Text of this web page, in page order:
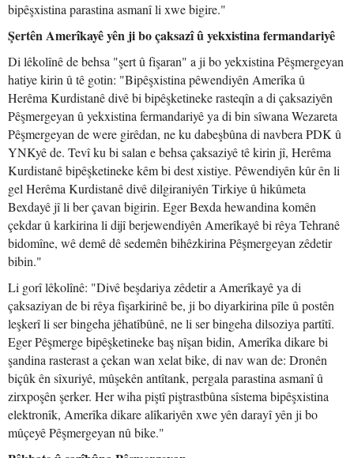
bipêşxistina parastina asmanî li xwe bigire."
Şertên Amerîkayê yên ji bo çaksazî û yekxistina fermandariyê
Di lêkolînê de behsa "şert û fişaran" a ji bo yekxistina Pêşmergeyan
hatiye kirin û tê gotin: "Bipêşxistina pêwendiyên Amerîka û
Herêma Kurdistanê divê bi bipêşketineke rasteqîn a di çaksaziyên
Pêşmergeyan û yekxistina fermandariyê ya di bin sîwana Wezareta
Pêşmergeyan de were girêdan, ne ku dabeşbûna di navbera PDK û
YNKyê de. Tevî ku bi salan e behsa çaksaziyê tê kirin jî, Herêma
Kurdistanê bipêşketineke kêm bi dest xistiye. Pêwendiyên kûr ên li
gel Herêma Kurdistanê divê dilgiraniyên Tirkiye û hikûmeta
Bexdayê jî li ber çavan bigirin. Eger Bexda hewandina komên
çekdar û karkirina li dijî berjewendiyên Amerîkayê bi rêya Tehranê
bidomîne, wê demê dê sedemên bihêzkirina Pêşmergeyan zêdetir
bibin."
Li gorî lêkolînê: "Divê beşdariya zêdetir a Amerîkayê ya di
çaksaziyan de bi rêya fişarkirinê be, ji bo diyarkirina pîle û postên
leşkerî li ser bingeha jêhatîbûnê, ne li ser bingeha dilsoziya partîtî.
Eger Pêşmerge bipêşketineke baş nîşan bidin, Amerîka dikare bi
şandina rasterast a çekan wan xelat bike, di nav wan de: Dronên
biçûk ên sîxuriyê, mûşekên antîtank, pergala parastina asmanî û
zirxpoşên şerker. Her wiha piştî piştrastbûna sîstema bipêşxistina
elektronîk, Amerîka dikare alîkariyên xwe yên darayî yên ji bo
mûçeyê Pêşmergeyan nû bike."